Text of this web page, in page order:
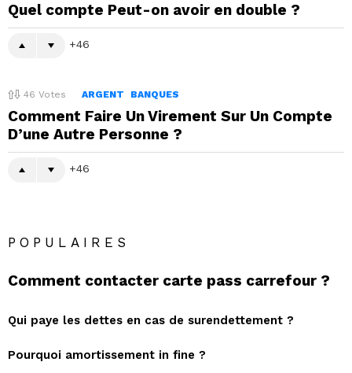
Quel compte Peut-on avoir en double ?
46
46 Votes ARGENT BANQUES
Comment Faire Un Virement Sur Un Compte
D’une Autre Personne ?
46
POPULAIRES
Comment contacter carte pass carrefour ?
Qui paye les dettes en cas de surendettement ?
Pourquoi amortissement in fine ?